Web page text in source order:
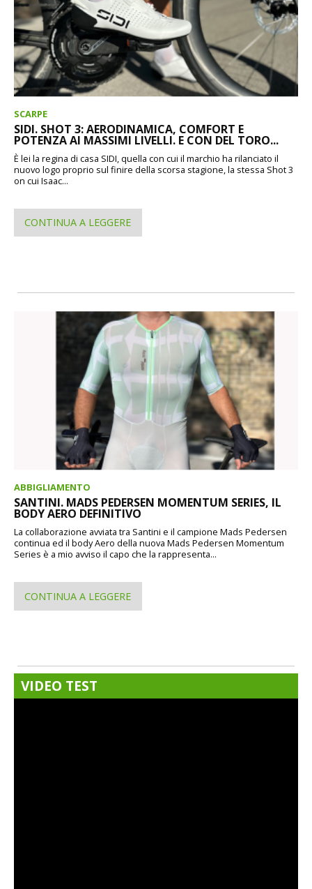
SCARPE
SIDI. SHOT 3: AERODINAMICA, COMFORT E
POTENZA AI MASSIMI LIVELLI. E CON DEL TORO...
È lei la regina di casa SIDI, quella con cui il marchio ha rilanciato il
nuovo logo proprio sul finire della scorsa stagione, la stessa Shot 3
on cui Isaac...
CONTINUA A LEGGERE
ABBIGLIAMENTO
SANTINI. MADS PEDERSEN MOMENTUM SERIES, IL
BODY AERO DEFINITIVO
La collaborazione avviata tra Santini e il campione Mads Pedersen
continua ed il body Aero della nuova Mads Pedersen Momentum
Series è a mio avviso il capo che la rappresenta...
CONTINUA A LEGGERE
VIDEO TEST